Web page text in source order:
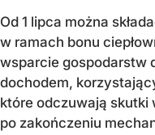
Od 1 lipca można
w ramach bonu
wsparcie gospodarstw
dochodem,
które odczuwają skutki
po zakończeniu